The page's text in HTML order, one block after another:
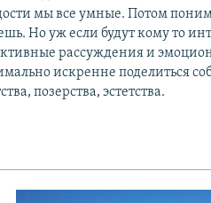
мы все умные. Потом
Но уж если будут кому то
рассуждения и
искренне поделиться
позерства, эстетства.